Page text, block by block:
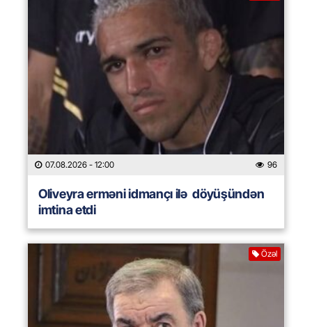
07.08.2026 - 12:00 96
Oliveyra erməni idmançı ilə döyüşündən
imtina etdi
Özəl